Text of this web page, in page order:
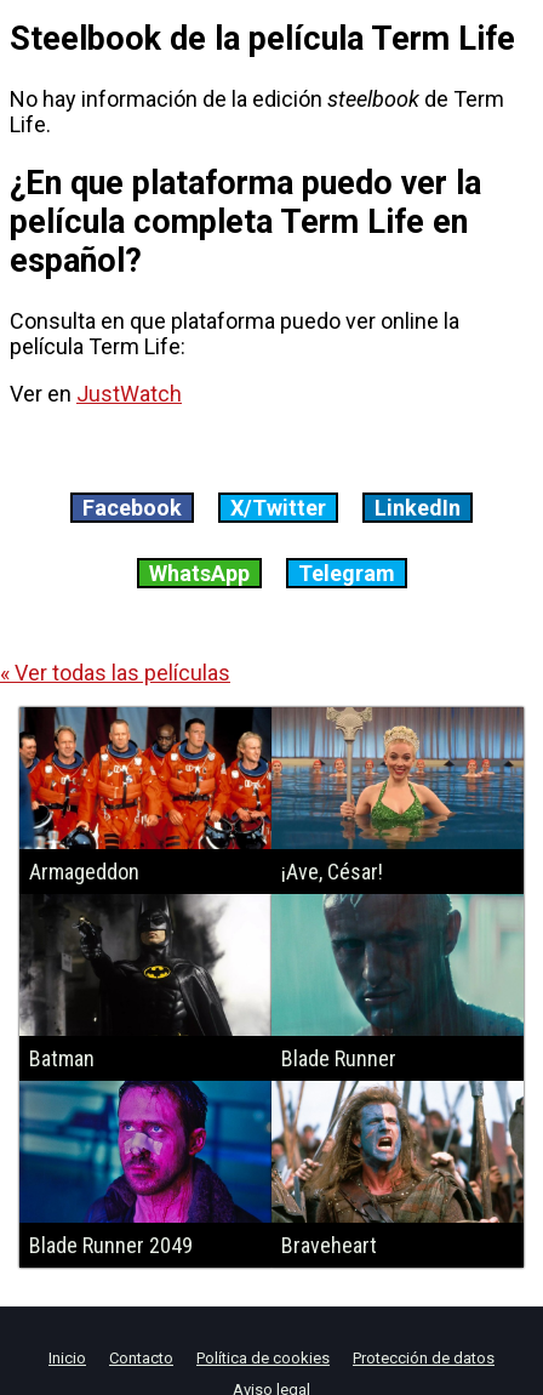
Steelbook de la película Term Life
No hay información de la edición steelbook de Term
Life.
¿En que plataforma puedo ver la
película completa Term Life en
español?
Consulta en que plataforma puedo ver online la
película Term Life:
Ver en JustWatch
Facebook X/Twitter LinkedIn
WhatsApp Telegram
« Ver todas las películas
Armageddon ¡Ave, César!
Batman Blade Runner
Blade Runner 2049 Braveheart
Inicio Contacto Política de cookies
Protección de datos
Aviso legal